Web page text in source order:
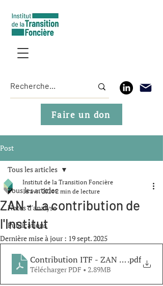
Faire un don
Post
Tous les articles
Notes d'analyse
Publications
Tous les articles
ZAN - La contribution de
l'Institut
Institut de la Transition Foncière
16 avr. 2024 2 min de lecture
Dernière mise à jour : 19 sept. 2025
Contribution ITF - ZAN Sénat - VF
.pdf
Télécharger PDF • 2.89MB